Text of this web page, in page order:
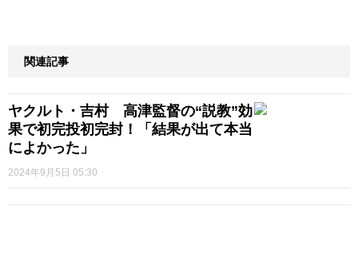
関連記事
ヤクルト・吉村 高津監督の“説教”効
果で初完投初完封！「結果が出て本当
によかった」
2024年9月5日 05:30